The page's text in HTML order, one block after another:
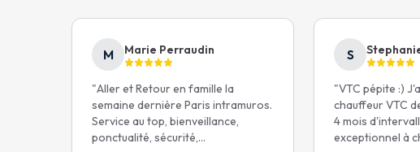
Sécurité et confort pour vos enfantsavec nos
dans toute l'Île-de-
5.0★ Google 1200+familles
Obtenir mon prix en 30
M Marie Perraudin
"Aller et Retour en famille la
semaine dernière Paris intramuros.
Service au top, bienveillance,
ponctualité, sécurité,
S
"VTC pépite :)
chauffeur VTC
4 mois
exceptionnel à